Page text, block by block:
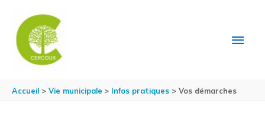
Accueil Vie municipale Infos pratiques Vos démarches